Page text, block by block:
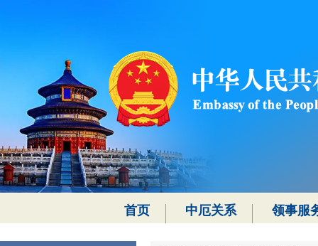
首页 中厄关系 领事服